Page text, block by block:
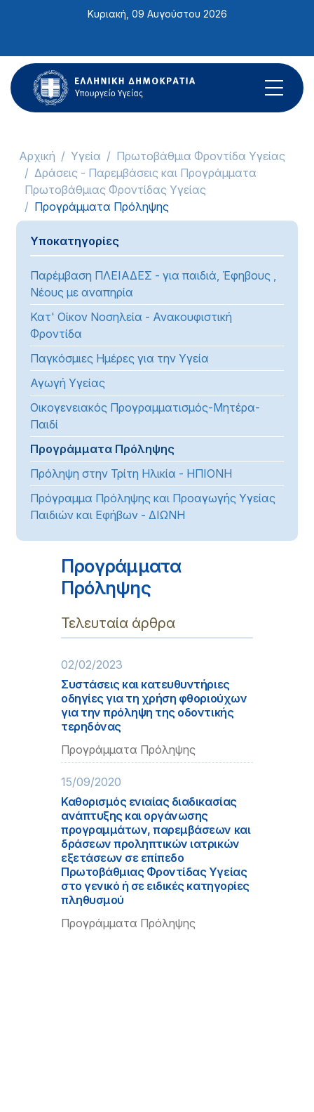
ιστότοπος
περιλαμβάνει
ένα
σύστημα
Κυριακή, 09 Αυγούστου 2026
Αρχική Υγεία
Πρωτοβάθμια Φροντίδα Υγείας
Δράσεις - Παρεμβάσεις και Προγράμματα
Πρωτοβάθμιας Φροντίδας Υγείας
Προγράμματα Πρόληψης
Υποκατηγορίες
Παρέμβαση ΠΛΕΙΑΔΕΣ - για παιδιά, Έφηβους ,
Νέους με αναπηρία
Κατ' Οίκον Νοσηλεία - Ανακουφιστική
Φροντίδα
Παγκόσμιες Ημέρες για την Υγεία
Αγωγή Υγείας
Οικογενειακός Προγραμματισμός-Μητέρα-
Παιδί
Προγράμματα Πρόληψης
Πρόληψη στην Τρίτη Ηλικία - ΗΠΙΟΝΗ
Πρόγραμμα Πρόληψης και Προαγωγής Υγείας
Παιδιών και Εφήβων - ΔΙΩΝΗ
Προγράμματα
Πρόληψης
Τελευταία άρθρα
02/02/2023
Συστάσεις και κατευθυντήριες
οδηγίες για τη χρήση φθοριούχων
για την πρόληψη της οδοντικής
τερηδόνας
Προγράμματα Πρόληψης
15/09/2020
Καθορισμός ενιαίας διαδικασίας
ανάπτυξης και οργάνωσης
προγραμμάτων, παρεμβάσεων και
δράσεων προληπτικών ιατρικών
εξετάσεων σε επίπεδο
Πρωτοβάθμιας Φροντίδας Υγείας
στο γενικό ή σε ειδικές κατηγορίες
πληθυσμού
Προγράμματα Πρόληψης